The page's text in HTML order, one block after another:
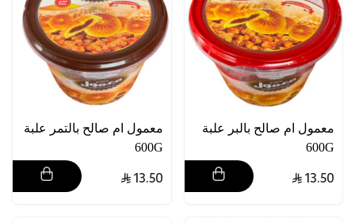
معمول ام صالح بالبر علبة
600G
13.50
معمول ام صالح بالتمر علبة
600G
13.50